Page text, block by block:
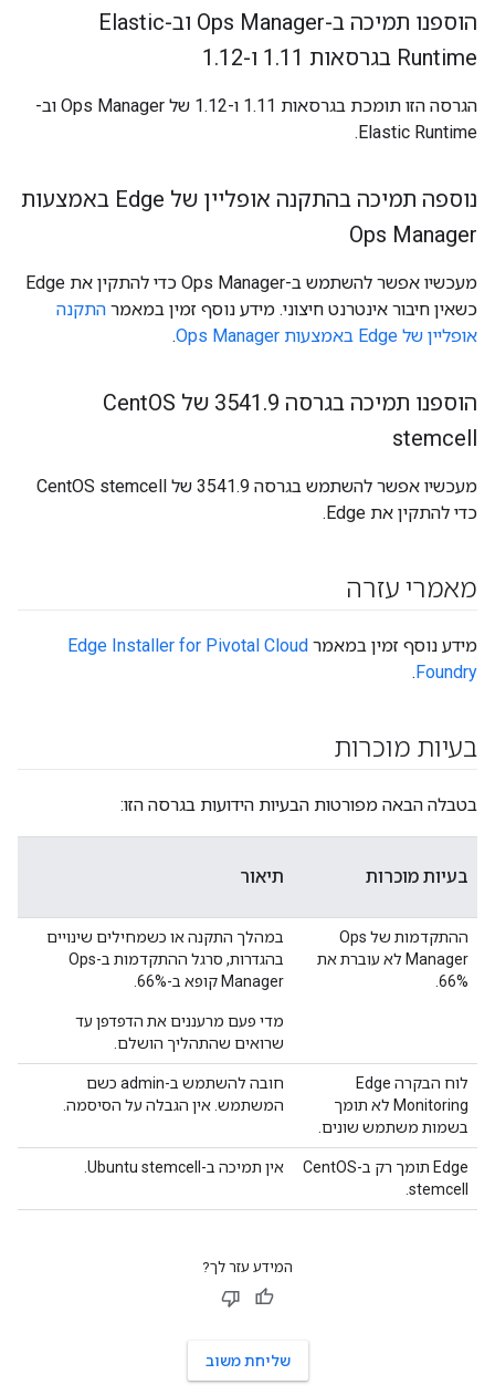
הוספנו תמיכה ב-Ops Manager וב-Elastic
Runtime בגרסאות 1
.11 ו-1 .12
הגרסה הזו תומכת בגרסאות 1.11 ו-1.12 של Ops Manager וב-
Elastic Runtime.
נוספה תמיכה בהתקנה אופליין של Edge באמצעות
Ops Manager
מעכשיו אפשר להשתמש ב-Ops Manager כדי להתקין את Edge
כשאין חיבור אינטרנט חיצוני. מידע נוסף זמין במאמר התקנה
אופליין של Edge באמצעות Ops Manager
.
הוספנו תמיכה בגרסה 3541 .9 של Cent
OS
stemcell
מעכשיו אפשר להשתמש בגרסה 3541.9 של CentOS stemcell
כדי להתקין את Edge.
מאמרי עזרה
מידע נוסף זמין במאמר Edge Installer for Pivotal Cloud
Foundry
.
בעיות מוכרות
בטבלה הבאה מפורטות הבעיות הידועות בגרסה הזו:
בעיות מוכרות תיאור
ההתקדמות של Ops
Manager לא עוברת את
66%.
במהלך התקנה או כשמחילים שינויים
בהגדרות, סרגל ההתקדמות ב-Ops
Manager קופא ב-66%.
מדי פעם מרעננים את הדפדפן עד
שרואים שהתהליך הושלם.
לוח הבקרה Edge
Monitoring לא תומך
בשמות משתמש שונים.
חובה להשתמש ב-admin כשם
המשתמש. אין הגבלה על הסיסמה.
‫Edge תומך רק ב-CentOS
stemcell.
אין תמיכה ב-Ubuntu stemcell.
המידע עזר לך?
שליחת משוב